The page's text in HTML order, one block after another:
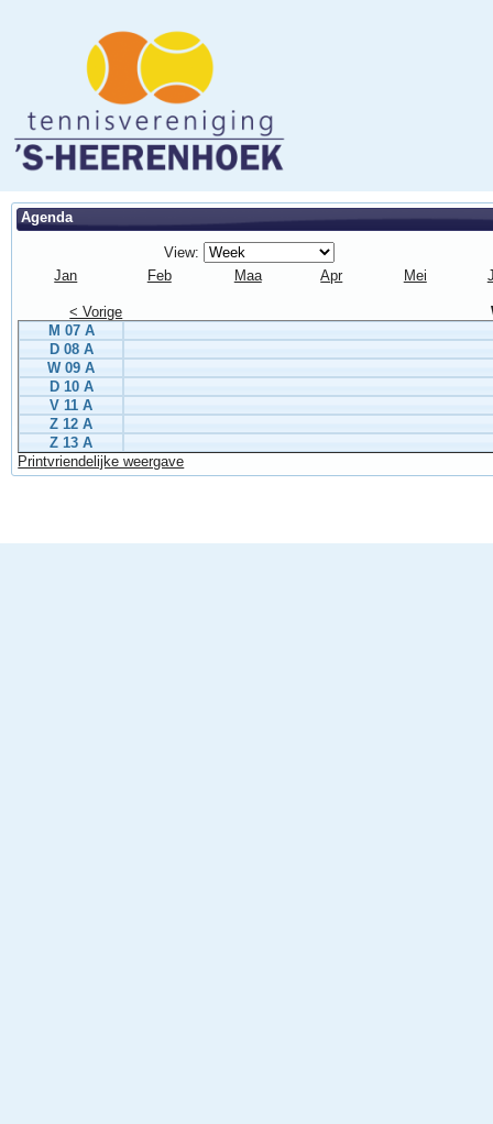
Agenda
View:
Jan
Feb Maa Apr Mei
< Vorige
M 07 A
D 08 A
W 09 A
D 10 A
V 11 A
Z 12 A
Z 13 A
Printvriendelijke weergave